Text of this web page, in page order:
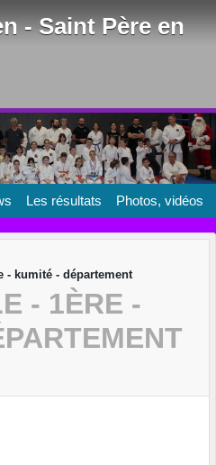
- Saint Père en
Les résultats Photos, vidéos
- kumité - département
- 1ÈRE -